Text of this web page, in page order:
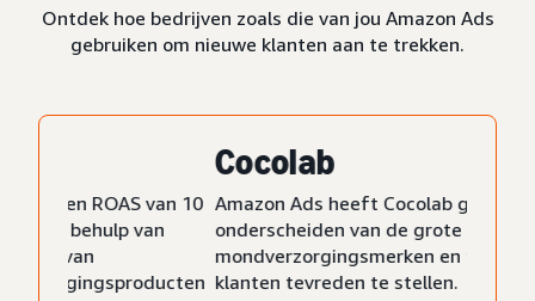
Ontdek hoe bedrijven zoals die van jou Amazon Ads
gebruiken om nieuwe klanten aan te trekken.
Amazon Ads heeft Cocolab geholpen zich te
onderscheiden van de grote
mondverzorgingsmerken en tegelijkertijd
klanten tevreden te stellen.